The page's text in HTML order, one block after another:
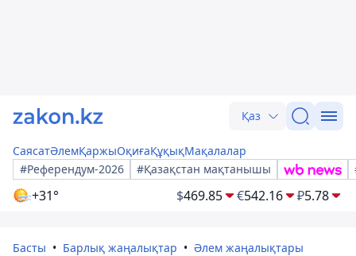
Қаз
СаясатӘлемҚаржыОқиғаҚұқықМақалалар
#Референдум-2026
#Қазақстан мақтанышы
+31° $469.85 €542.16 ₽5.78
Басты Барлық жаңалықтар Әлем жаңалықтары